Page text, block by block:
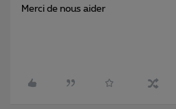
Merci de nous aider